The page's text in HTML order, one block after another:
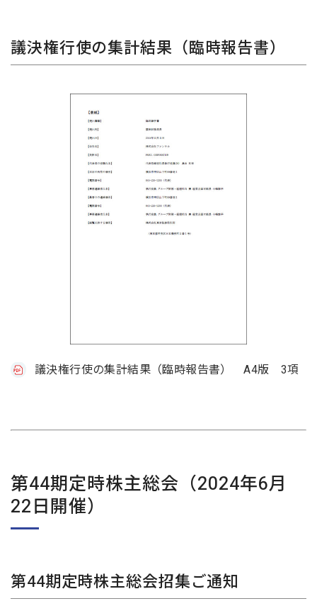
議決権行使の集計結果（臨時報告書）
議決権行使の集計結果（臨時報告書） A4版 3項
第44期定時株主総会（2024年6月
22日開催）
第44期定時株主総会招集ご通知